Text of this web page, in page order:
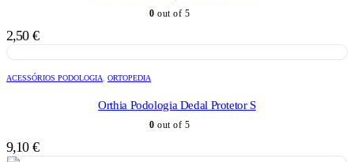
0 out of 5
2,50 €
ACESSÓRIOS PODOLOGIA, ORTOPEDIA
Orthia Podologia Dedal Protetor S
0 out of 5
9,10 €